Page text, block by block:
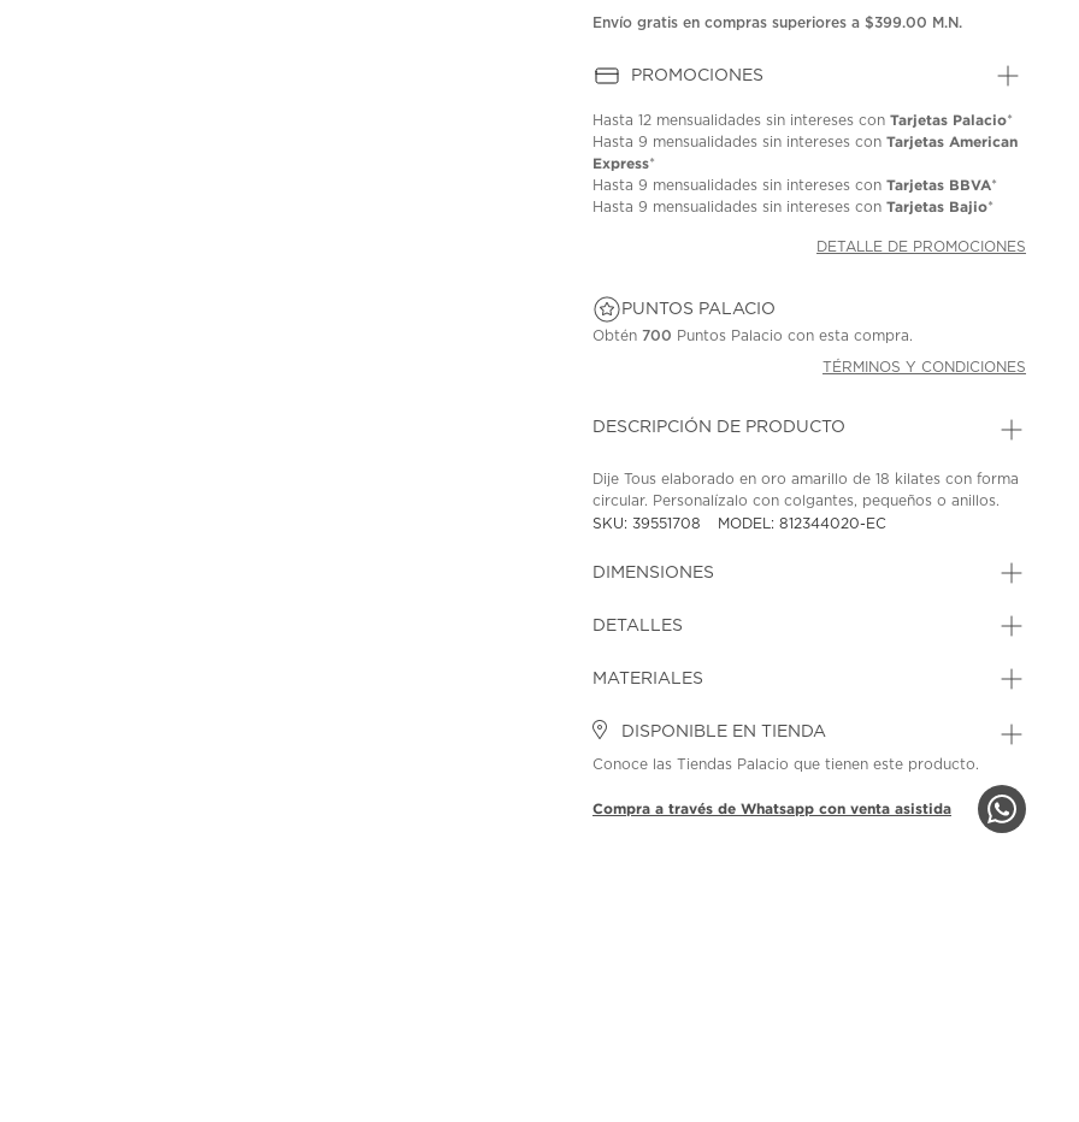
Envío gratis en compras superiores a $399.00 M.N.
PROMOCIONES
Hasta12 mensualidades sin intereses conTarjetas Palacio*
Hasta9 mensualidades sin intereses conTarjetas American
Express*
Hasta9 mensualidades sin intereses conTarjetas BBVA*
Hasta9 mensualidades sin intereses conTarjetas Bajio*
DETALLE DE PROMOCIONES
PUNTOS PALACIO
Obtén700 Puntos Palacio con esta compra.
TÉRMINOS Y CONDICIONES
DESCRIPCIÓN DE PRODUCTO
Dije Tous elaborado en oro amarillo de 18 kilates con forma
circular. Personalízalo con colgantes, pequeños o anillos.
SKU: 39551708
MODEL: 812344020-EC
DIMENSIONES
DETALLES
MATERIALES
DISPONIBLE EN TIENDA
Conoce las Tiendas Palacio que tienen este producto.
Compra a través de Whatsapp con venta asistida